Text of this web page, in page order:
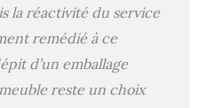
vous pouvez
profiter de votre
nouveau meuble en
un temps record.
Garantie : Les
la réactivité du service
remédié à ce
d’un emballage
reste un choix